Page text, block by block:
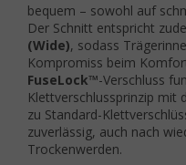
bequem – sowohl auf
Der Schnitt entspricht
(Wide), sodass
Kompromiss beim
FuseLock™-Verschluss
Klettverschlussprinzip mit
zu Standard-
zuverlässig, auch nach
Trockenwerden.